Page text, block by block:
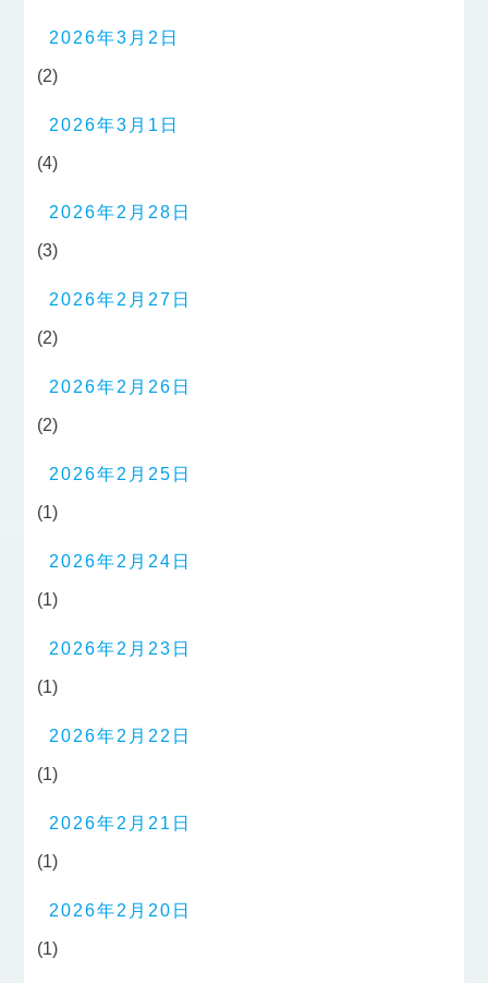
2026年3月2日
(2)
2026年3月1日
(4)
2026年2月28日
(3)
2026年2月27日
(2)
2026年2月26日
(2)
2026年2月25日
(1)
2026年2月24日
(1)
2026年2月23日
(1)
2026年2月22日
(1)
2026年2月21日
(1)
2026年2月20日
(1)